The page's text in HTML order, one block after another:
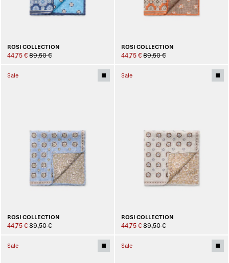
ROSI COLLECTION
44,75 € 89,50 €
ROSI COLLECTION
44,75 € 89,50 €
Sale
ROSI COLLECTION
44,75 € 89,50 €
Sale
ROSI COLLECTION
44,75 € 89,50 €
Sale Sale